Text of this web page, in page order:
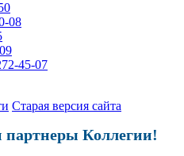
08
45-07
Старая версия сайта
Коллегии!